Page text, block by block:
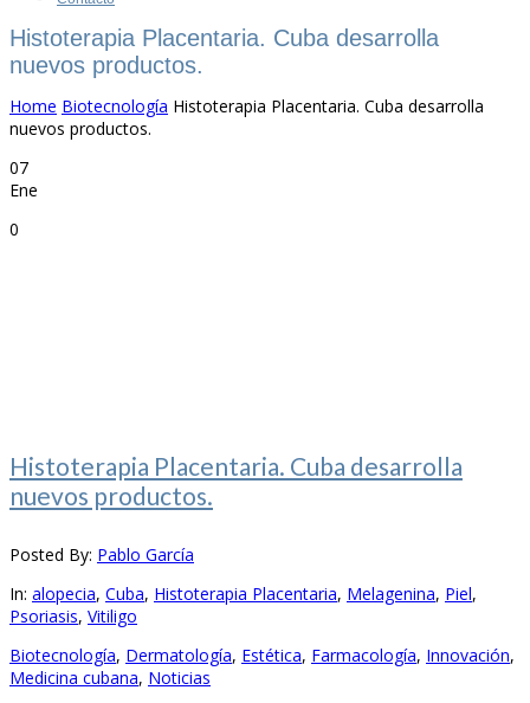
Histoterapia Placentaria. Cuba desarrolla
nuevos productos.
Home Biotecnología Histoterapia Placentaria. Cuba desarrolla
nuevos productos.
07
Ene
0
Histoterapia Placentaria. Cuba desarrolla
nuevos productos.
Posted By: Pablo García
In: alopecia, Cuba, Histoterapia Placentaria, Melagenina, Piel,
Psoriasis, Vitiligo
Biotecnología, Dermatología, Estética, Farmacología, Innovación,
Medicina cubana, Noticias